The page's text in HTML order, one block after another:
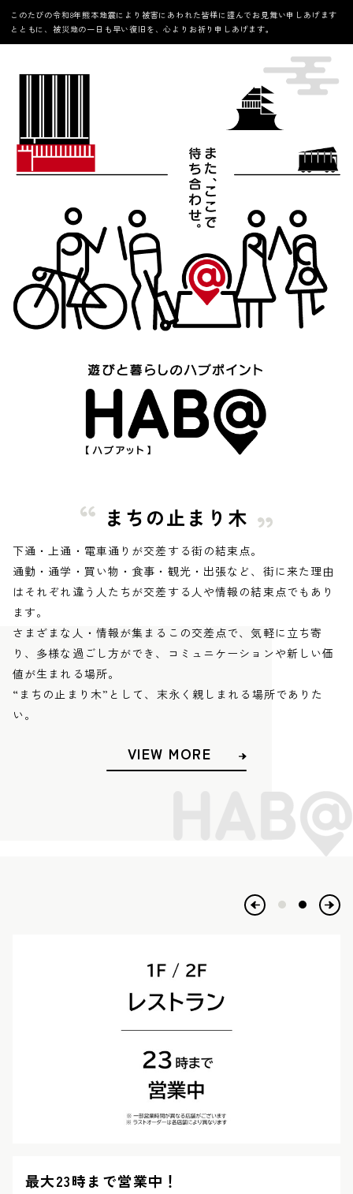
このたびの令和8年熊本地震により被害にあわれた皆様に謹んでお見舞い申しあげます
とともに、被災地の一日も早い復旧を、心よりお祈り申しあげます。
まちの止まり木
下通・上通・電車通りが交差する街の結束点。
通勤・通学・買い物・食事・観光・出張など、街に来た理由
はそれぞれ違う人たちが交差する人や情報の結束点でもあり
ます。
さまざまな人・情報が集まるこの交差点で、気軽に立ち寄
り、多様な過ごし方ができ、コミュニケーションや新しい価
値が生まれる場所。
“まちの止まり木”として、末永く親しまれる場所でありた
い。
VIEW MORE
最大23時まで営業中！